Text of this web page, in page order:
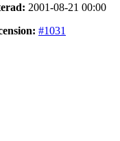
2001-08-21 00:00
#1031